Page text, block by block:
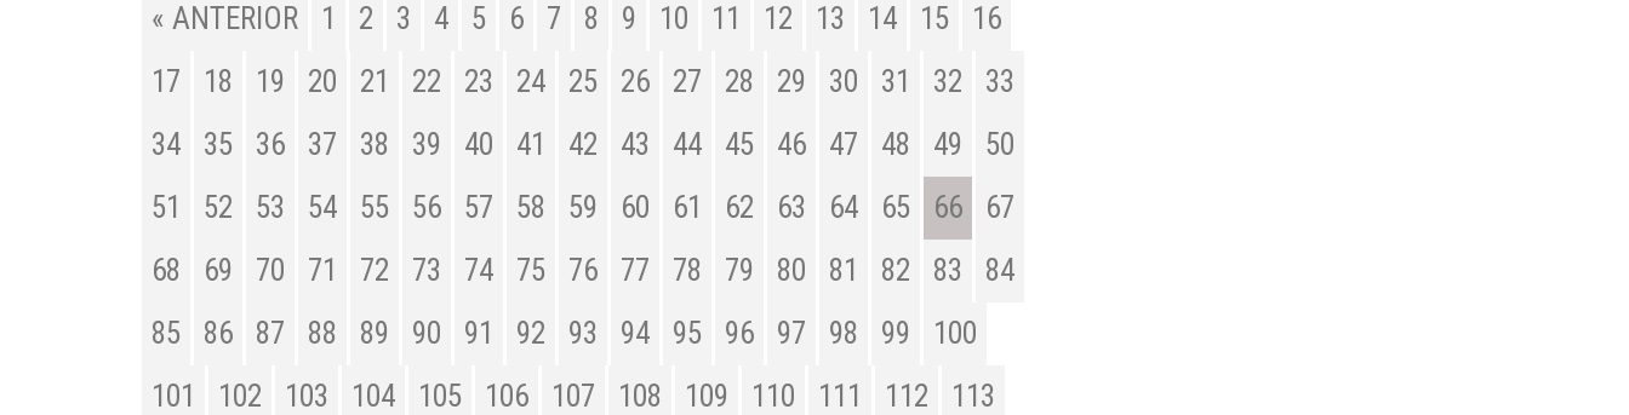
« ANTERIOR 1 2 3 4 5 6 7 8 9 10 11 12 13 14 15
16
17
18 19 20 21 22 23 24 25 26 27 28 29 30 31 32
33
34
35 36 37 38 39 40 41 42 43 44 45 46 47 48 49
50
51
52 53 54 55 56 57 58 59 60 61 62 63 64 65 66
67
68
69 70 71 72 73 74 75 76 77 78 79 80 81 82 83
84
85
86 87 88 89 90 91 92 93 94 95 96 97 98 99
100
101
102 103 104 105 106 107 108 109 110 111 112
113